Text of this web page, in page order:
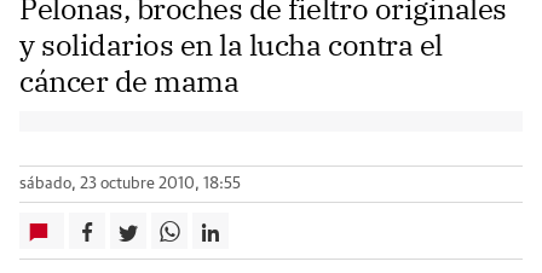
Pelonas, broches de fieltro originales
y solidarios en la lucha contra el
cáncer de mama
sábado, 23 octubre 2010, 18:55